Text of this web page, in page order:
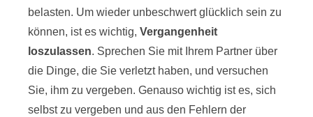
belasten. Um wieder unbeschwert glücklich sein zu
können, ist es wichtig, Vergangenheit
loszulassen. Sprechen Sie mit Ihrem Partner über
die Dinge, die Sie verletzt haben, und versuchen
Sie, ihm zu vergeben. Genauso wichtig ist es, sich
selbst zu vergeben und aus den Fehlern der